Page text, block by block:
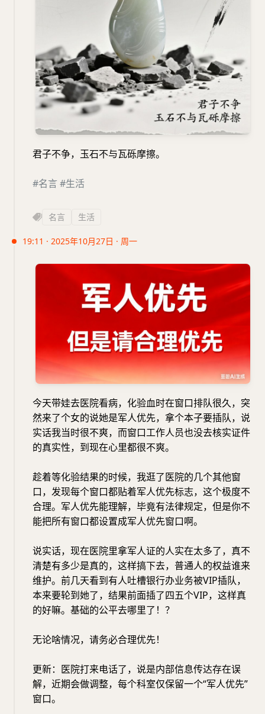
君子不争，玉石不与瓦砾摩擦。
#名言#生活
名言 生活
19:11 · 2025年10月27日 · 周一
今天带娃去医院看病，化验血时在窗口排队很久，突
然来了个女的说她是军人优先，拿个本子要插队，说
实话我当时很不爽，而窗口工作人员也没去核实证件
的真实性，到现在心里都很不爽。
趁着等化验结果的时候，我逛了医院的几个其他窗
口，发现每个窗口都贴着军人优先标志，这个极度不
合理。军人优先能理解，毕竟有法律规定，但是你不
能把所有窗口都设置成军人优先窗口啊。
说实话，现在医院里拿军人证的人实在太多了，真不
清楚有多少是真的，这样搞下去，普通人的权益谁来
维护。前几天看到有人吐槽银行办业务被VIP插队，
本来要轮到她了，结果前面插了四五个VIP，这样真
的好嘛。基础的公平去哪里了！？
无论啥情况，请务必合理优先！
更新：医院打来电话了，说是内部信息传达存在误
解，近期会做调整，每个科室仅保留一个“军人优先”
窗口。